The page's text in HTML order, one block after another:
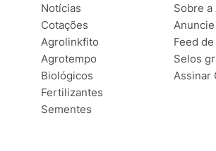
Notícias
Cotações
Agrolinkfito
Agrotempo
Biológicos
Fertilizantes
Sementes
Sobre
Feed
Selos
Assinar